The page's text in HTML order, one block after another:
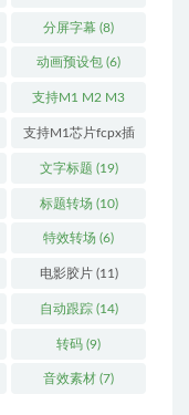
(11)
分屏字幕 (8)
动画预设包 (6)
支持M1 M2 M3
(25)
支持M1芯片fcpx插
件(460)
文字标题 (19)
标题转场 (10)
特效转场 (6)
电影胶片(11)
自动跟踪(14)
转码 (9)
音效素材 (7)